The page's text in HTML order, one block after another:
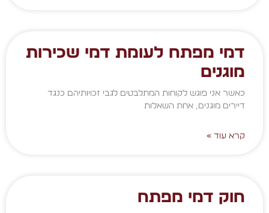
דמי מפתח לעומת דמי שכירות
מוגנים
כאשר אני פוגש לקוחות המתלבטים לגבי זכויותיהם כנגד
דיירים מוגנים, אחת השאלות
קרא עוד »
חוק דמי מפתח